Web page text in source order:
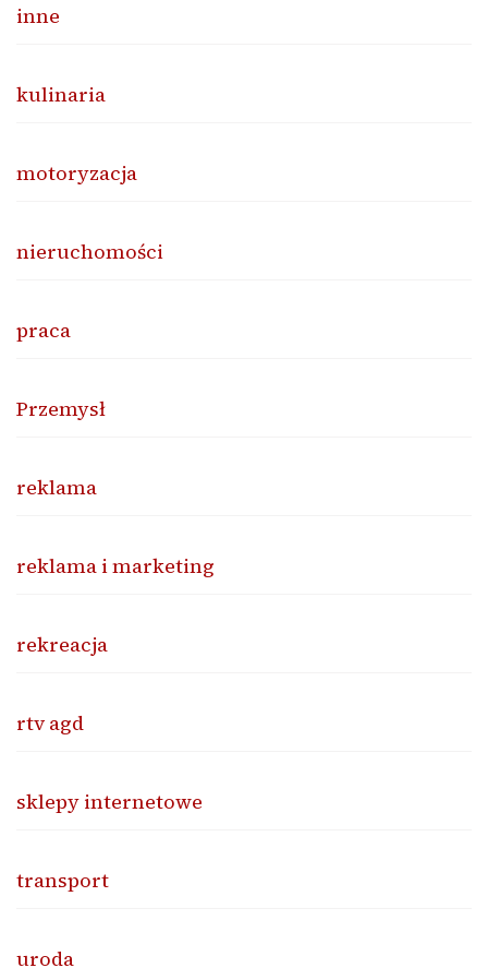
inne
kulinaria
motoryzacja
nieruchomości
praca
Przemysł
reklama
reklama i marketing
rekreacja
rtv agd
sklepy internetowe
transport
uroda